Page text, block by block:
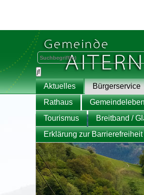
Aktuelles
Bürgerservice
Rathaus
Tourismus
Breitband /
Erklärung zur Barrierefreiheit